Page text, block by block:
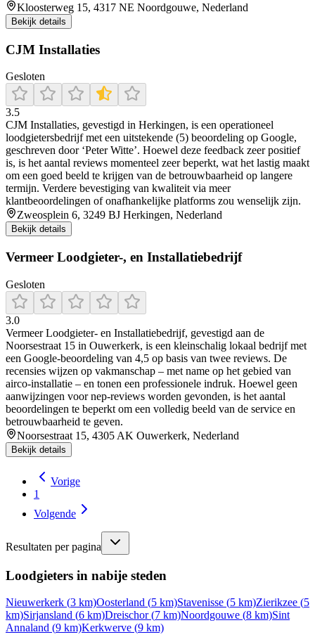
Kloosterweg 15, 4317 NE Noordgouwe, Nederland
Bekijk details
CJM Installaties
Gesloten
3.5
CJM Installaties, gevestigd in Herkingen, is een operationeel
loodgietersbedrijf met een uitstekende (5) beoordeling op Google,
geschreven door ‘Peter Witte’. Hoewel deze feedback zeer positief
is, is het aantal reviews momenteel zeer beperkt, wat het lastig maakt
om een goed beeld te krijgen van de betrouwbaarheid op langere
termijn. Verdere bevestiging van kwaliteit via meer
klantbeoordelingen of onafhankelijke platforms zou wenselijk zijn.
Zweosplein 6, 3249 BJ Herkingen, Nederland
Bekijk details
Vermeer Loodgieter-, en Installatiebedrijf
Gesloten
3.0
Vermeer Loodgieter‑ en Installatiebedrijf, gevestigd aan de
Noorsestraat 15 in Ouwerkerk, is een kleinschalig lokaal bedrijf met
een Google‑beoordeling van 4,5 op basis van twee reviews. De
recensies wijzen op vakmanschap – met name op het gebied van
airco‑installatie – en tonen een professionele indruk. Hoewel geen
aanwijzingen voor nep‑reviews worden gevonden, is het aantal
beoordelingen te beperkt om een volledig beeld van de service en
betrouwbaarheid te geven.
Noorsestraat 15, 4305 AK Ouwerkerk, Nederland
Bekijk details
Vorige
1
Volgende
Resultaten per pagina
Loodgieters in nabije steden
Nieuwerkerk (3 km)Oosterland (5 km)Stavenisse (5 km)Zierikzee (5
km)Sirjansland (6 km)Dreischor(7 km)Noordgouwe (8 km)Sint
Annaland (9 km)Kerkwerve (9 km)